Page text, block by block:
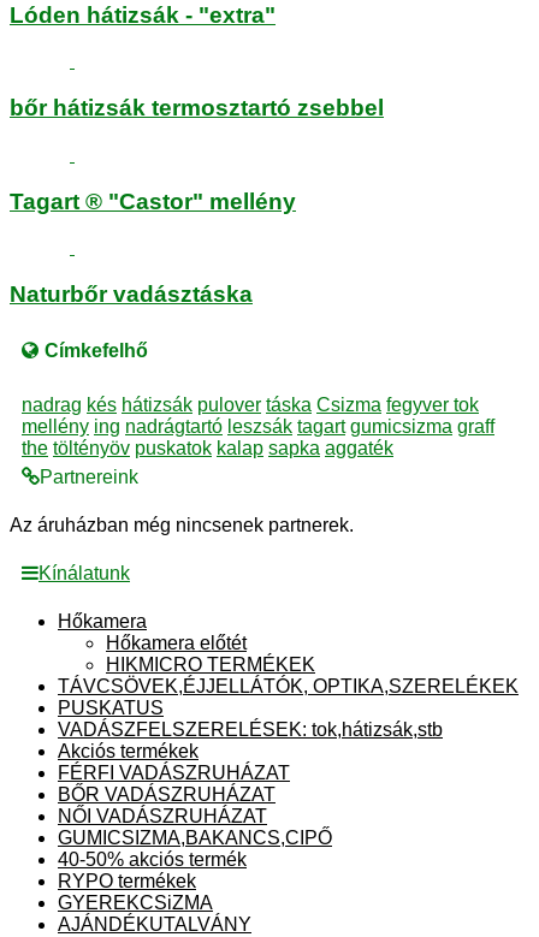
Lóden hátizsák - "extra"
bőr hátizsák termosztartó zsebbel
Tagart ® "Castor" mellény
Naturbőr vadásztáska
Címkefelhő
nadrag kés hátizsák pulover táska Csizma fegyver tok
mellény ing nadrágtartó leszsák tagart gumicsizma graff
the töltényöv puskatok kalap sapka aggaték
Partnereink
Az áruházban még nincsenek partnerek.
Kínálatunk
Hőkamera
Hőkamera előtét
HIKMICRO TERMÉKEK
TÁVCSÖVEK,ÉJJELLÁTÓK, OPTIKA,SZERELÉKEK
PUSKATUS
VADÁSZFELSZERELÉSEK: tok,hátizsák,stb
Akciós termékek
FÉRFI VADÁSZRUHÁZAT
BŐR VADÁSZRUHÁZAT
NŐI VADÁSZRUHÁZAT
GUMICSIZMA,BAKANCS,CIPŐ
40-50% akciós termék
RYPO termékek
GYEREKCSiZMA
AJÁNDÉKUTALVÁNY